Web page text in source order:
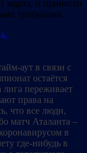
марта, и принести
трибунами.
аут в связи с
остаётся
переживает
права на
что все люди,
матч Аталанта –
в
где-нибудь в